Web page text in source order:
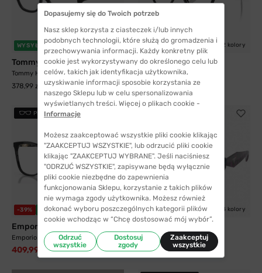
WYSYŁKA 24H
Tommy Hilfiger
Tommy Hilfiger 2053 807 53
378,99 zł
WYSYŁKA 24H 2 kolory
Prada
Prada 20ZV 16K1O1 54
767,99 zł
PRZYMIERZ
-39% WYSYŁKA 24H 3 kolory
Emporio Armani
Emporio Armani 3231 5017 54
409,99 zł 672,00 zł
WYSYŁKA 24H 4 kolory
Prada 09YV 06Z1O1 54
720,99 zł
Dopasujemy się do Twoich potrzeb
Nasz sklep korzysta z ciasteczek i/lub innych
podobnych technologii, które służą do gromadzenia i
przechowywania informacji. Każdy konkretny plik
cookie jest wykorzystywany do określonego celu lub
celów, takich jak identyfikacja użytkownika,
uzyskiwanie informacji sposobie korzystania ze
naszego Sklepu lub w celu spersonalizowania
wyświetlanych treści. Więcej o plikach cookie -
Informacje
Możesz zaakceptować wszystkie pliki cookie klikając
"ZAAKCEPTUJ WSZYSTKIE", lub odrzucić pliki cookie
klikając "ZAAKCEPTUJ WYBRANE". Jeśli naciśniesz
"ODRZUĆ WSZYSTKIE", zapisywane będą wyłącznie
pliki cookie niezbędne do zapewnienia
funkcjonowania Sklepu, korzystanie z takich plików
nie wymaga zgody użytkownika. Możesz również
dokonać wyboru poszczególnych kategorii plików
cookie wchodząc w “Chcę dostosować mój wybór”.
Odrzuć
wszystkie
Dostosuj
zgody
Zaakceptuj
wszystkie